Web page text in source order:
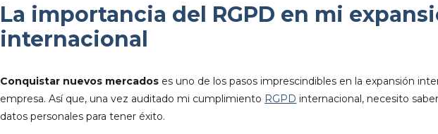
La importancia del RGPD en mi
internacional
Conquistar nuevos mercados es uno de los pasos imprescindibles en la expansión
empresa. Así que, una vez auditado mi cumplimiento RGPD internacional, necesito
datos personales para tener éxito.